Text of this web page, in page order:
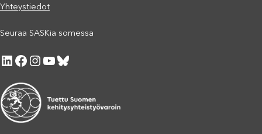
Yhteystiedot
Seuraa SASKia somessa
LinkedIn Facebook Instagram YouTube Bluesky